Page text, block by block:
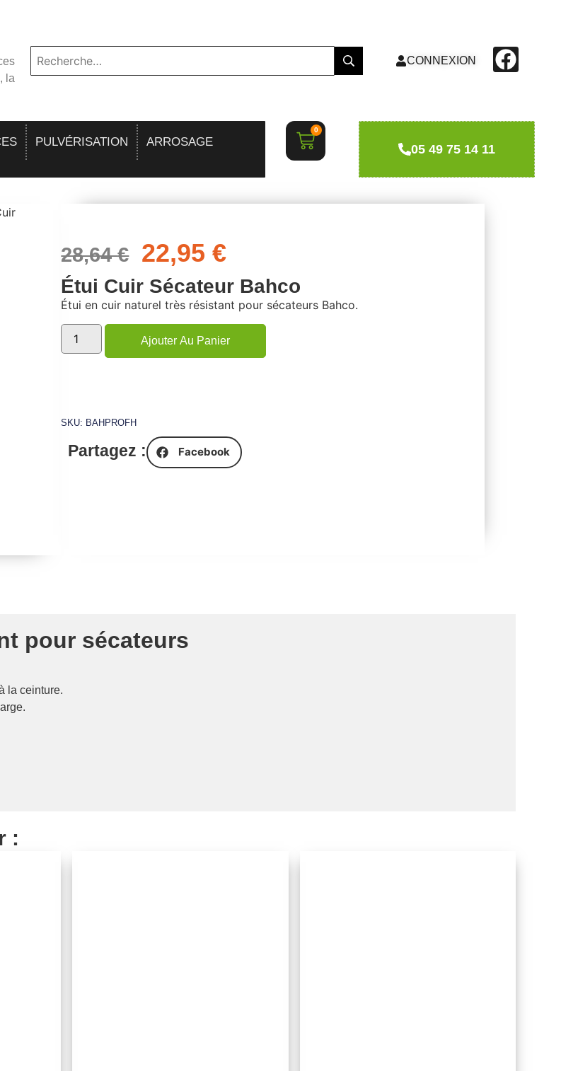
la
CONNEXION
PULVÉRISATION ARROSAGE
0
05 49 75 14 11
28,64€ 22,95€
Étui Cuir Sécateur Bahco
Étui en cuir naturel très résistant pour sécateurs Bahco.
Ajouter Au Panier
SKU: BAHPROFH
Partagez : Facebook
pour sécateurs
la ceinture.
: